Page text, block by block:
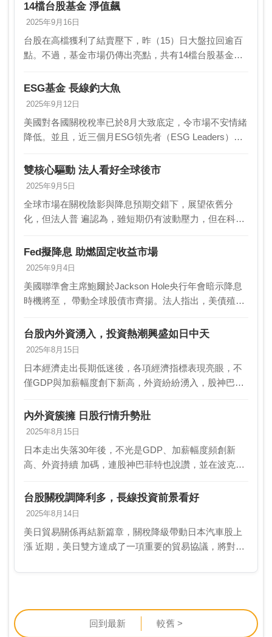
多推動。隨著IPO市場復甦與散戶資金回流 ，陸股投
資…
14檔台股基金 淨值飆
2025年9月16日
台股在高檔獲利了結賣壓下，昨（15）日大盤拉回逾百
點。不過，基金市場仍傳出亮點，共有14檔台股基金淨
統計，受益人數達4.5萬人，顯示台股基金在盤勢拉回…
ESG基金 長線釣大魚
2025年9月12日
美國對各國關稅稅率已於8月大致底定，令市場不安情緒
降低。並且，近三個月ESG領先者（ESG Leaders）指
勁，ESG相關基金可長線布局。儘管美國…
雙核心驅動 法人看好全球後市
2025年9月5日
全球市場在關稅陰影與降息預期交錯下，展望依舊分
化，但法人普 遍認為，雖短期仍有波動壓力，但在科技
浪潮與消費回溫將成為驅動股市的雙核心 動能。法人
強…
Fed擬降息 助燃固定收益市場
2025年9月4日
美國聯準會主席鮑爾於Jackson Hole央行年會暗示降息
時機將至， 帶動全球股債市齊揚。法人指出，美債殖利
期推升固定收益資產吸引力，但新興市 場…
台股內外資湧入，投資熱潮興盛如日中天
2025年8月15日
日本經濟走出長期低迷後，各項經濟指標表現亮眼，不
僅GDP與加薪幅度創下新高，外資紛紛湧入，股神巴菲
碼投資。東證指數也創下歷史新高，內資NISA新制為…
內外資簇擁 日股行情升勢壯
2025年8月15日
日本走出失落30年後，不光是GDP、加薪幅度頻創新
高、外資持續 加碼，連股神巴菲特也說讚，並在波克夏
加碼投資，連東證指數也創歷史新高，加 上內資N…
台股關稅調降利多，長線投資前景看好
2025年8月14日
美日貿易關係再結新篇章，關稅降級帶動日本汽車股上
漲 近期，美日雙方達成了一項重要的貿易協議，將對兩
稅將從25％降至15％，同時日本也承諾對美國投資達5…
回到最新 較舊 >